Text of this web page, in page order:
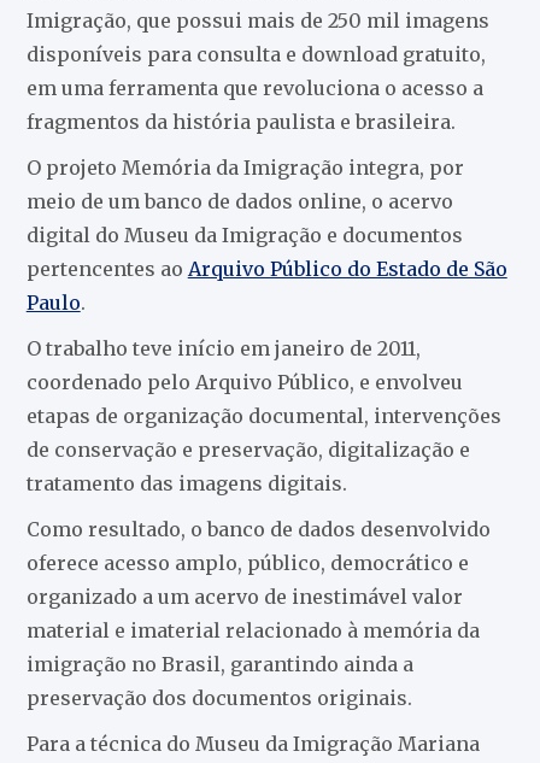
Imigração, que possui mais de 250 mil imagens
disponíveis para consulta e download gratuito,
em uma ferramenta que revoluciona o acesso a
fragmentos da história paulista e brasileira.
O projeto Memória da Imigração integra, por
meio de um banco de dados online, o acervo
digital do Museu da Imigração e documentos
pertencentes ao Arquivo Público do Estado de São
Paulo.
O trabalho teve início em janeiro de 2011,
coordenado pelo Arquivo Público, e envolveu
etapas de organização documental, intervenções
de conservação e preservação, digitalização e
tratamento das imagens digitais.
Como resultado, o banco de dados desenvolvido
oferece acesso amplo, público, democrático e
organizado a um acervo de inestimável valor
material e imaterial relacionado à memória da
imigração no Brasil, garantindo ainda a
preservação dos documentos originais.
Para a técnica do Museu da Imigração Mariana